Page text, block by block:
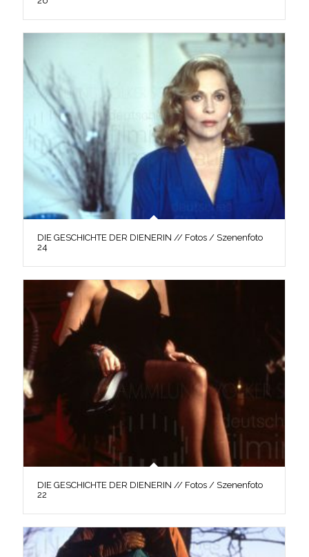
DIE GESCHICHTE DER DIENERIN // Fotos / Szenenfoto
24
DIE GESCHICHTE DER DIENERIN // Fotos / Szenenfoto
22